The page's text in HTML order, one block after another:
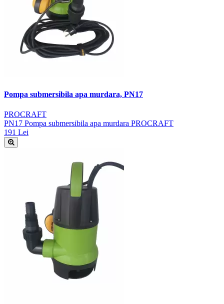
Pompa submersibila apa murdara, PN17
PROCRAFT
PN17 Pompa submersibila apa murdara PROCRAFT
191 Lei